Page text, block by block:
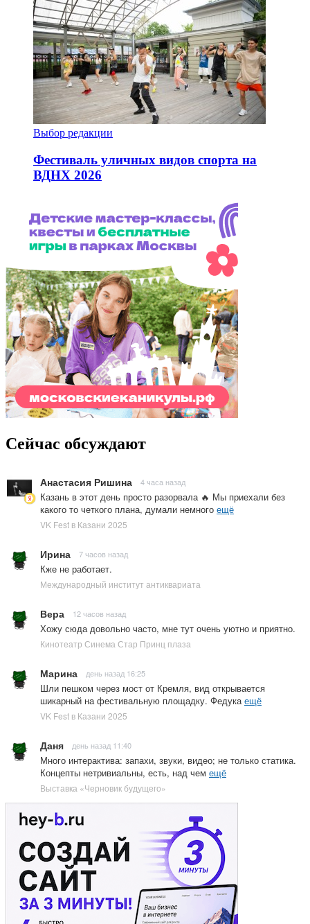
Выбор редакции
Фестиваль уличных видов спорта на
ВДНХ 2026
Сейчас обсуждают
Анастасия Ришина 4 часа назад
Казань в этот день просто разорвала 🔥 Мы приехали без
какого то четкого плана, думали немного ещё
VK Fest в Казани 2025
Ирина 7 часов назад
Кже не работает.
Международный институт антиквариата
Вера 12 часов назад
Хожу сюда довольно часто, мне тут очень уютно и приятно.
Кинотеатр Синема Стар Принц плаза
Марина день назад 16:25
Шли пешком через мост от Кремля, вид открывается
шикарный на фестивальную площадку. Федука ещё
VK Fest в Казани 2025
Даня день назад 11:40
Много интерактива: запахи, звуки, видео; не только статика.
Концепты нетривиальны, есть, над чем ещё
Выставка «Черновик будущего»